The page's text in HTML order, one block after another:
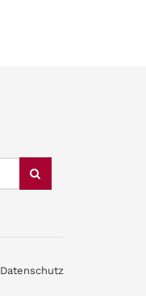
Datenschutz